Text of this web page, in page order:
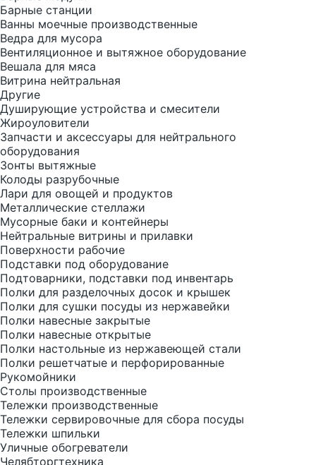
Барные станции
Ванны моечные производственные
Ведра для мусора
Вентиляционное и вытяжное оборудование
Вешала для мяса
Витрина нейтральная
Другие
Душирующие устройства и смесители
Жироуловители
Запчасти и аксессуары для нейтрального
оборудования
Зонты вытяжные
Колоды разрубочные
Лари для овощей и продуктов
Металлические стеллажи
Мусорные баки и контейнеры
Нейтральные витрины и прилавки
Поверхности рабочие
Подставки под оборудование
Подтоварники, подставки под инвентарь
Полки для разделочных досок и крышек
Полки для сушки посуды из нержавейки
Полки навесные закрытые
Полки навесные открытые
Полки настольные из нержавеющей стали
Полки решетчатые и перфорированные
Рукомойники
Столы производственные
Тележки производственные
Тележки сервировочные для сбора посуды
Тележки шпильки
Уличные обогреватели
Челябторгтехника